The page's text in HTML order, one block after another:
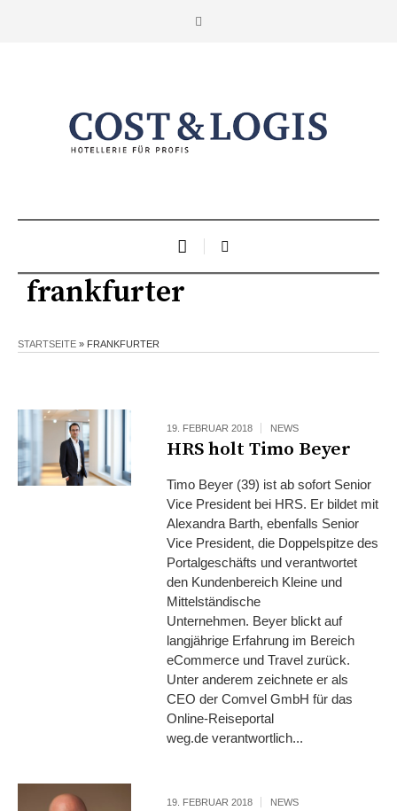
frankfurter
STARTSEITE » FRANKFURTER
19. FEBRUAR 2018 NEWS
HRS holt Timo Beyer
Timo Beyer (39) ist ab sofort Senior
Vice President bei HRS. Er bildet mit
Alexandra Barth, ebenfalls Senior
Vice President, die Doppelspitze des
Portalgeschäfts und verantwortet
den Kundenbereich Kleine und
Mittelständische
Unternehmen. Beyer blickt auf
langjährige Erfahrung im Bereich
eCommerce und Travel zurück.
Unter anderem zeichnete er als
CEO der Comvel GmbH für das
Online-Reiseportal
weg.de verantwortlich...
19. FEBRUAR 2018 NEWS